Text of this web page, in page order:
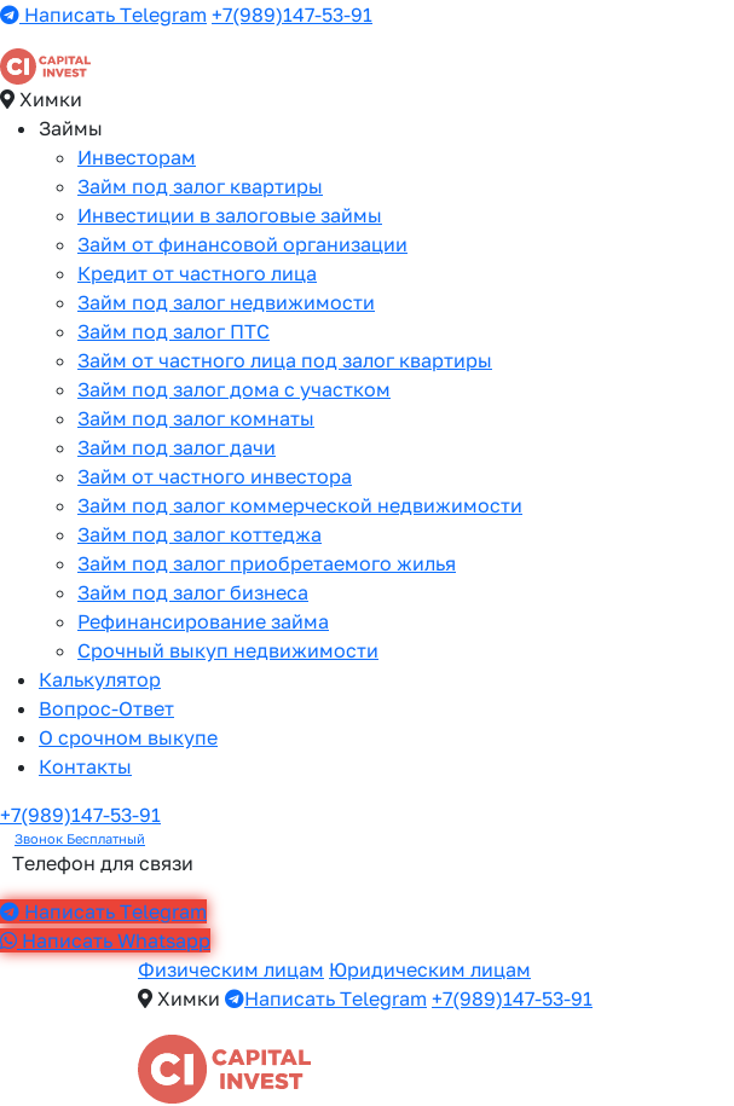
Написать Telegram +7(989)147-53-91
Химки
Займы
Инвесторам
Займ под залог квартиры
Инвестиции в залоговые займы
Займ от финансовой организации
Кредит от частного лица
Займ под залог недвижимости
Займ под залог ПТС
Займ от частного лица под залог квартиры
Займ под залог дома с участком
Займ под залог комнаты
Займ под залог дачи
Займ от частного инвестора
Займ под залог коммерческой недвижимости
Займ под залог коттеджа
Займ под залог приобретаемого жилья
Займ под залог бизнеса
Рефинансирование займа
Срочный выкуп недвижимости
Калькулятор
Вопрос-Ответ
О срочном выкупе
Контакты
+7(989)147-53-91
Звонок Бесплатный
Телефон для связи
Написать Telegram
Написать Whatsapp
Физическим лицам Юридическим лицам
Химки
Написать Telegram +7(989)147-53-91